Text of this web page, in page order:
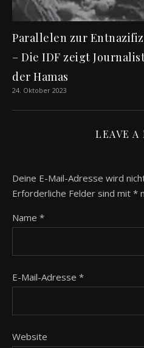
Parallelen zur
– Die IDF zeigt
der Hamas
24. Oktober 2023
LEAVE A
Deine E-Mail-Adresse wird
Erforderliche Felder sind mit *
Name *
E-Mail-Adresse *
Website